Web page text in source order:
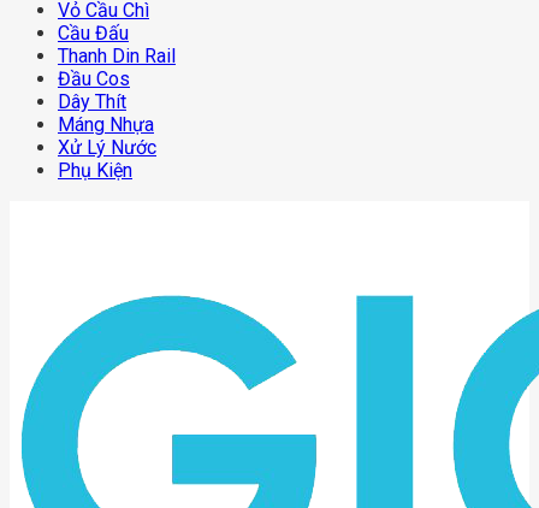
Vỏ Cầu Chì
Cầu Đấu
Thanh Din Rail
Đầu Cos
Dây Thít
Máng Nhựa
Xử Lý Nước
Phụ Kiện